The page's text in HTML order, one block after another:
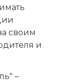
своим
и
–